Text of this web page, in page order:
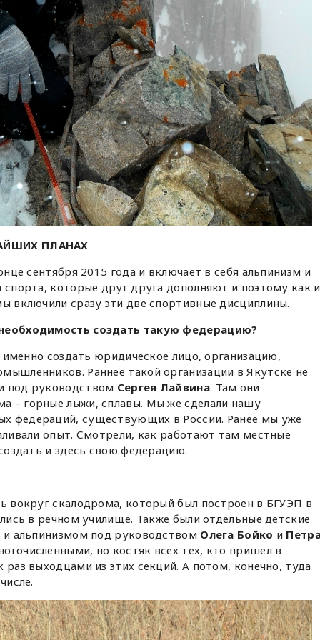
ПЛАНАХ
сентября 2015 года и включает в себя альпинизм и
спорта, которые друг друга дополняют и поэтому как и
включили сразу эти две спортивные дисциплины.
создать такую федерацию?
создать юридическое лицо, организацию,
Раннее такой организации в Якутске не
под руководством Сергея Лайвина. Там они
– горные лыжи, сплавы. Мы же сделали нашу
федераций, существующих в России. Ранее мы уже
опыт. Смотрели, как работают там местные
и здесь свою федерацию.
вокруг скалодрома, который был построен в БГУЭП в
в речном училище. Также были отдельные детские
и альпинизмом под руководством Олега Бойко и
но костяк всех тех, кто пришел в
выходцами из этих секций. А потом, конечно, туда